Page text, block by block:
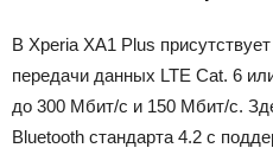
В Xperia XA1 Plus
передачи данных LTE Cat. 6
до 300 Мбит/с и 150 Мбит/с.
Bluetooth стандарта 4.2 с